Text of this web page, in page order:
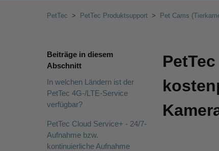
PetTec PetTec Produktsupport Pet Cams
Beiträge in diesem
Abschnitt
In welchen Ländern ist der
PetTec 4G-/LTE-Service
verfügbar?
PetTec Cloud Service+ - 24/7-
Aufnahme bzw.
kontinuierliche Aufnahme